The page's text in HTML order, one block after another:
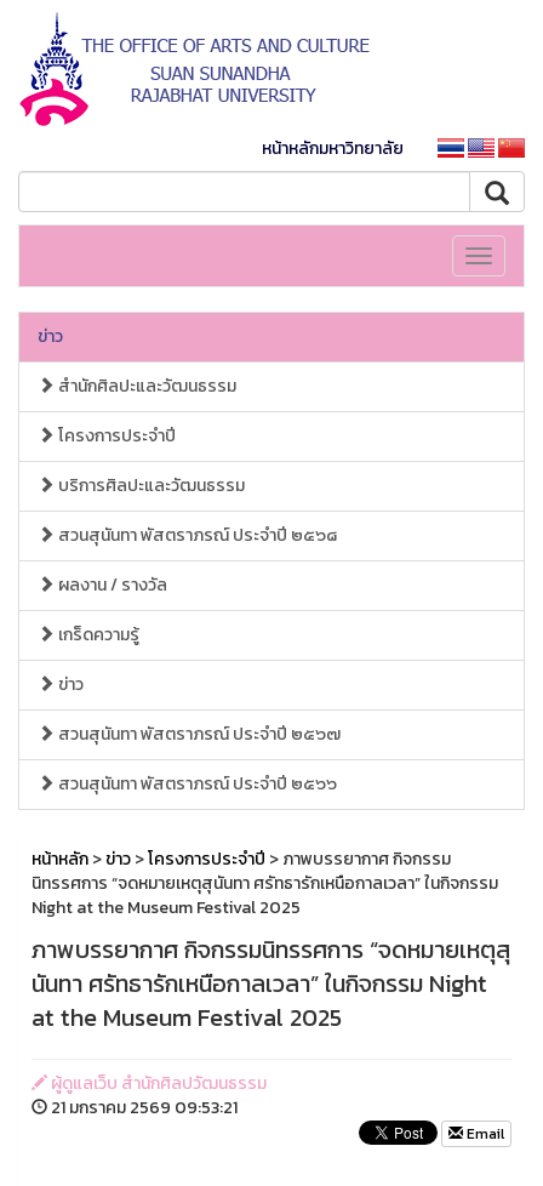
หน้าหลักมหาวิทยาลัย
Toggle
ข่าว
สำนักศิลปะและวัฒนธรรม
โครงการประจำปี
บริการศิลปะและวัฒนธรรม
สวนสุนันทา พัสตราภรณ์ ประจำปี ๒๕๖๘
ผลงาน / รางวัล
เกร็ดความรู้
ข่าว
สวนสุนันทา พัสตราภรณ์ ประจำปี ๒๕๖๗
สวนสุนันทา พัสตราภรณ์ ประจำปี ๒๕๖๖
หน้าหลัก>ข่าว>โครงการประจำปี > ภาพบรรยากาศ กิจกรรม
นิทรรศการ “จดหมายเหตุสุนันทา ศรัทธารักเหนือกาลเวลา” ในกิจกรรม
Night at the Museum Festival 2025
ภาพบรรยากาศ กิจกรรมนิทรรศการ “จดหมายเหตุสุ
นันทา ศรัทธารักเหนือกาลเวลา” ในกิจกรรม Night
at the Museum Festival 2025
ผู้ดูแลเว็บ สำนักศิลปวัฒนธรรม
21 มกราคม 2569 09:53:21
Email